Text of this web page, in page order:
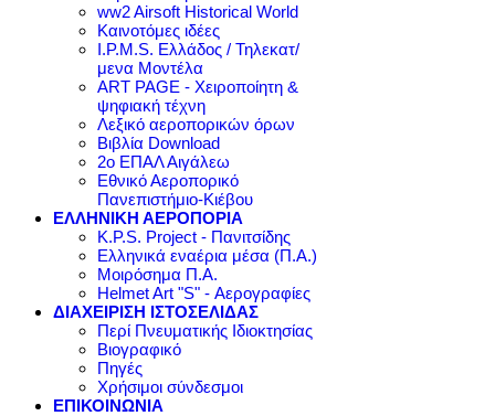
ww2 Airsoft Historical World
Καινοτόμες ιδέες
I.P.M.S. Ελλάδος / Τηλεκατ/
μενα Μοντέλα
ART PAGE - Χειροποίητη &
ψηφιακή τέχνη
Λεξικό αεροπορικών όρων
Βιβλία Download
2ο ΕΠΑΛ Αιγάλεω
Εθνικό Αεροπορικό
Πανεπιστήμιο-Κιέβου
ΕΛΛΗΝΙΚΗ ΑΕΡΟΠΟΡΙΑ
K.P.S. Project - Πανιτσίδης
Ελληνικά εναέρια μέσα (Π.Α.)
Μοιρόσημα Π.Α.
Helmet Art "S" - Αερογραφίες
ΔΙΑΧΕΙΡΙΣΗ ΙΣΤΟΣΕΛΙΔΑΣ
Περί Πνευματικής Ιδιοκτησίας
Βιογραφικό
Πηγές
Χρήσιμοι σύνδεσμοι
ΕΠΙΚΟΙΝΩΝΙΑ